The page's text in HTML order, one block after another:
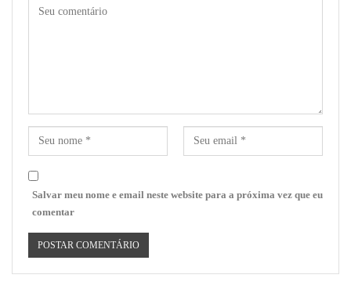
Salvar meu nome e email neste website para a próxima vez que eu
comentar